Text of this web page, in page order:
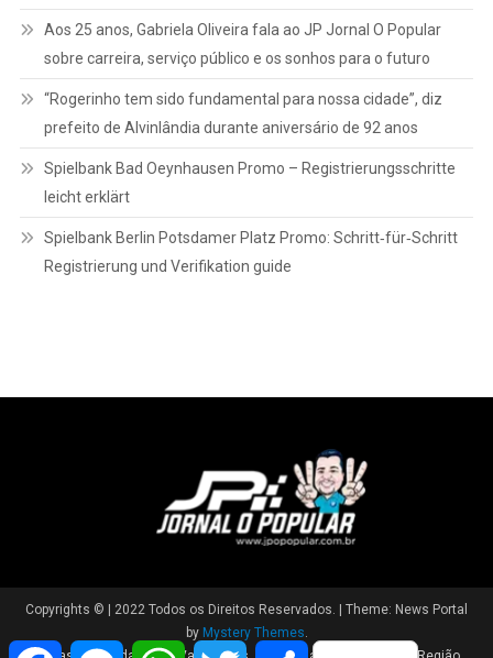
Aos 25 anos, Gabriela Oliveira fala ao JP Jornal O Popular
sobre carreira, serviço público e os sonhos para o futuro
“Rogerinho tem sido fundamental para nossa cidade”, diz
prefeito de Alvinlândia durante aniversário de 92 anos
Spielbank Bad Oeynhausen Promo – Registrierungsschritte
leicht erklärt
Spielbank Berlin Potsdamer Platz Promo: Schritt‑für‑Schritt
Registrierung und Verifikation guide
Copyrights © | 2022 Todos os Direitos Reservados. | Theme: News Portal
by Mystery Themes
FacebookMessengerWhatsAppTwitter Share